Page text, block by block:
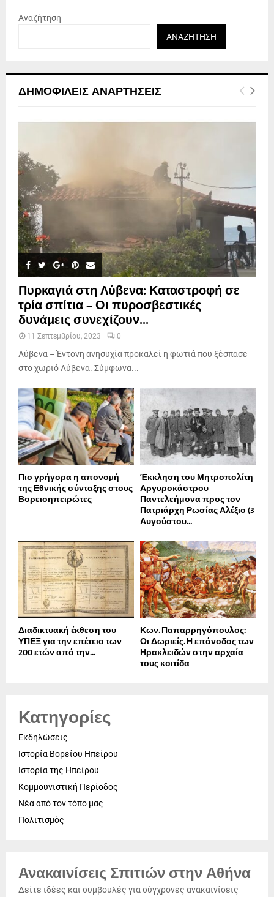
Αναζήτηση
ΑΝΑΖΉΤΗΣΗ
ΔΗΜΟΦΙΛΕΊΣ ΑΝΑΡΤΉΣΕΙΣ
Πυρκαγιά στη Λύβενα: Καταστροφή σε
τρία σπίτια – Οι πυροσβεστικές
δυνάμεις συνεχίζουν...
11 Σεπτεμβρίου, 2023 0
Λύβενα – Έντονη ανησυχία προκαλεί η φωτιά που ξέσπασε
στο χωριό Λύβενα. Σύμφωνα...
Πιο γρήγορα η απονοµή
της Εθνικής σύνταξης στους
Βορειοηπειρώτες
Έκκληση του Μητροπολίτη
Αργυροκάστρου
Παντελεήμονα προς τον
Πατριάρχη Ρωσίας Αλέξιο (3
Αυγούστου...
Διαδικτυακή έκθεση του
ΥΠΕΞ για την επέτειο των
200 ετών από την...
Κων. Παπαρρηγόπουλος:
Οι Δωριείς. Η επάνοδος των
Ηρακλειδών στην αρχαία
τους κοιτίδα
Κατηγορίες
Εκδηλώσεις
Ιστορία Βορείου Ηπείρου
Ιστορία της Ηπείρου
Κομμουνιστική Περίοδος
Νέα από τον τόπο μας
Πολιτισμός
Ανακαινίσεις Σπιτιών στην Αθήνα
Δείτε ιδέες και συμβουλές για σύγχρονες ανακαινίσεις